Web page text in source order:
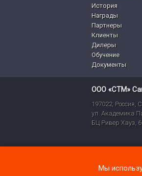
История
Награды
Партнеры
Клиенты
Дилеры
Обучение
Документы
ООО «СТМ»
197022, Россия
ул. Академика
БЦ Ривер Хауз
Мы